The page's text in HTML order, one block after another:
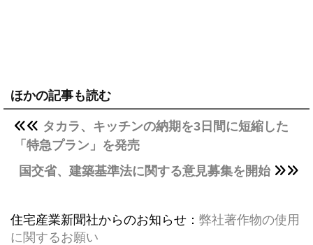
ほかの記事も読む
タカラ、キッチンの納期を3日間に短縮した
「特急プラン」を発売
国交省、建築基準法に関する意見募集を開始
住宅産業新聞社からのお知らせ： 弊社著作物の使用
に関するお願い